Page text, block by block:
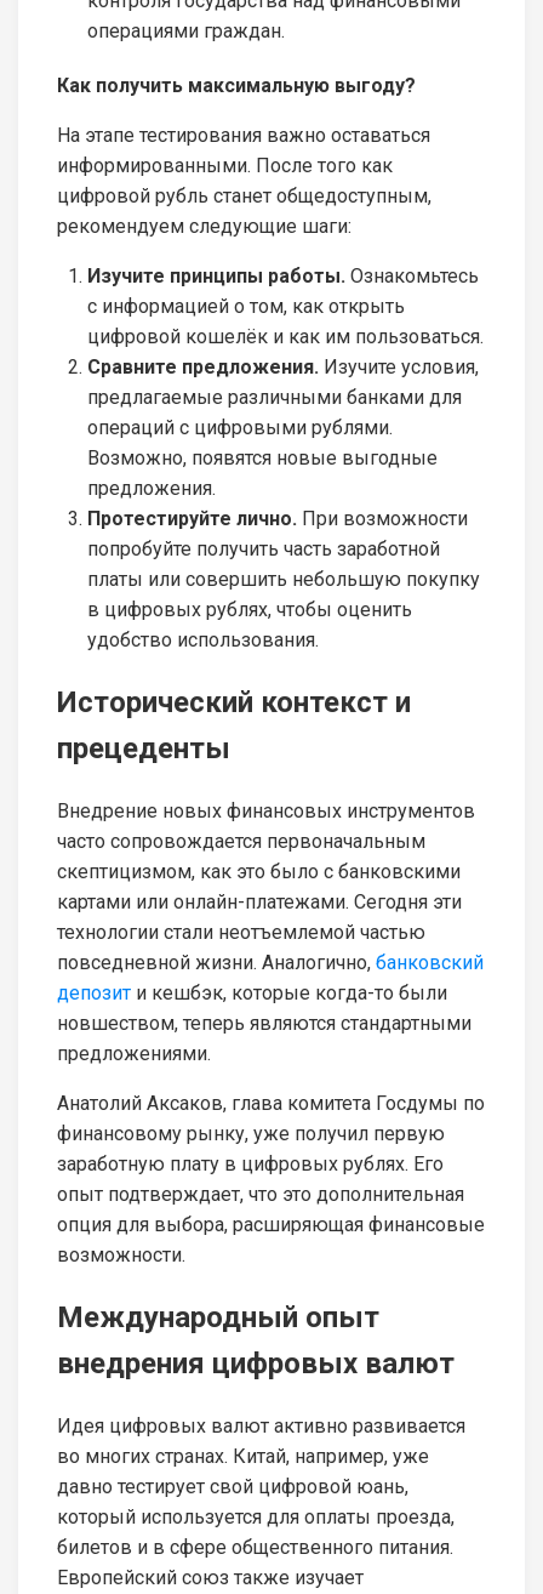
операциями граждан.
Как получить максимальную выгоду?
На этапе тестирования важно оставаться
информированными. После того как
цифровой рубль станет общедоступным,
рекомендуем следующие шаги:
Изучите принципы работы. Ознакомьтесь
с информацией о том, как открыть
цифровой кошелёк и как им пользоваться.
Сравните предложения. Изучите условия,
предлагаемые различными банками для
операций с цифровыми рублями.
Возможно, появятся новые выгодные
предложения.
Протестируйте лично. При возможности
попробуйте получить часть заработной
платы или совершить небольшую покупку
в цифровых рублях, чтобы оценить
удобство использования.
Исторический контекст и
прецеденты
Внедрение новых финансовых инструментов
часто сопровождается первоначальным
скептицизмом, как это было с банковскими
картами или онлайн-платежами. Сегодня эти
технологии стали неотъемлемой частью
повседневной жизни. Аналогично, банковский
депозит и кешбэк, которые когда-то были
новшеством, теперь являются стандартными
предложениями.
Анатолий Аксаков, глава комитета Госдумы по
финансовому рынку, уже получил первую
заработную плату в цифровых рублях. Его
опыт подтверждает, что это дополнительная
опция для выбора, расширяющая финансовые
возможности.
Международный опыт
внедрения цифровых валют
Идея цифровых валют активно развивается
во многих странах. Китай, например, уже
давно тестирует свой цифровой юань,
который используется для оплаты проезда,
билетов и в сфере общественного питания.
Европейский союз также изучает